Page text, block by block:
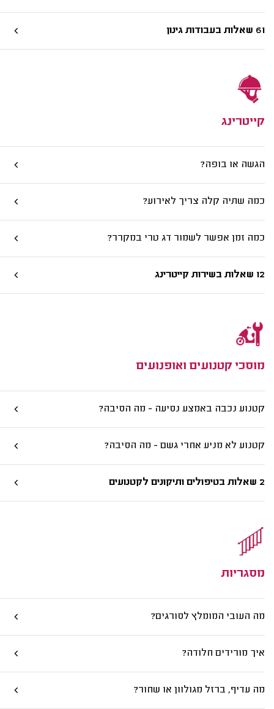
61 שאלות בעבודות גינון
קייטרינג
הגשה או בופה?
כמה שתיה קלה צריך לאירוע?
כמה זמן אפשר לשמור דג טרי במקרר?
12 שאלות בשירות קייטרינג
מוסכי קטנועים ואופנועים
קטנוע נכבה באמצע נסיעה - מה הסיבה?
קטנוע לא מניע אחרי גשם - מה הסיבה?
2 שאלות בטיפולים ותיקונים לקטנועים
מסגריות
מה העובי המומלץ לסורגים?
איך מורידים חלודה?
מה עדיף, ברזל מגולוון או שחור?